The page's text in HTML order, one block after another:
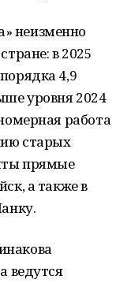
неизменно
в 2025
4,9
уровня 2024
работа
старых
прямые
а также в
ведутся